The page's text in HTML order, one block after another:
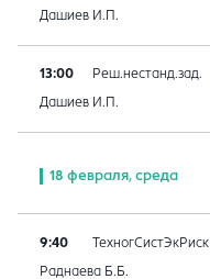
Дашиев И.П.
13:00 Реш.нестанд.зад.
Дашиев И.П.
18 февраля, среда
9:40 ТехногСистЭкРиск
Раднаева Б.Б.